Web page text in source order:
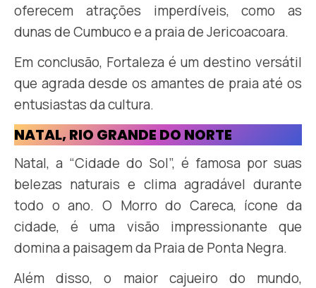
oferecem atrações imperdíveis, como as
dunas de Cumbuco e a praia de Jericoacoara.
Em conclusão, Fortaleza é um destino versátil
que agrada desde os amantes de praia até os
entusiastas da cultura.
NATAL, RIO GRANDE DO NORTE
Natal, a “Cidade do Sol”, é famosa por suas
belezas naturais e clima agradável durante
todo o ano. O Morro do Careca, ícone da
cidade, é uma visão impressionante que
domina a paisagem da Praia de Ponta Negra.
Além disso, o maior cajueiro do mundo,